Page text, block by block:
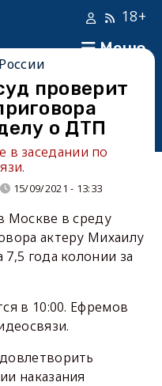
Меню
18+
проверит
о ДТП
в заседании по
15/09/2021 - 13:33
Москве в среду
актеру Михаилу
года колонии за
в 10:00. Ефремов
наказания